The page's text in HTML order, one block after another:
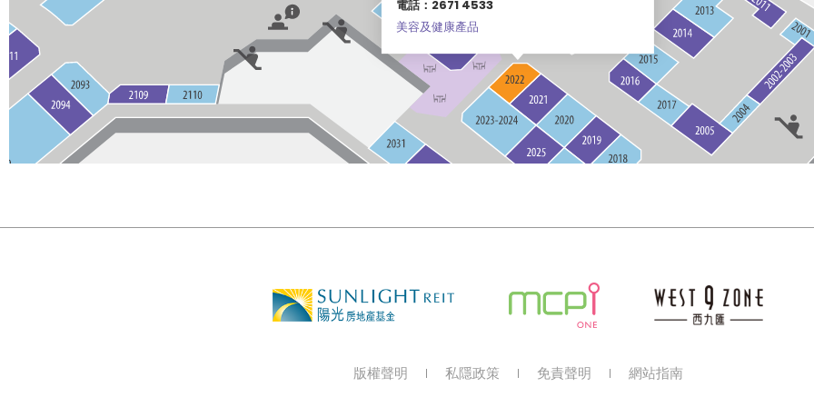
電話：2671 4533
美容及健康產品
版權聲明 私隱政策 免責聲明 網站指南